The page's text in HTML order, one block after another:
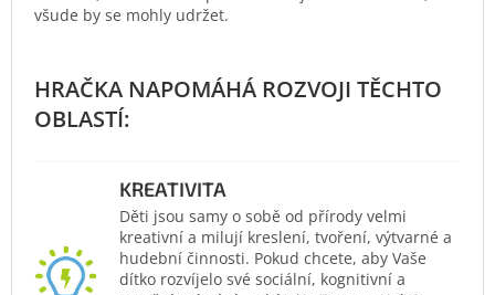
všude by se mohly udržet.
KREATIVITA
Děti jsou samy o sobě od přírody velmi
kreativní a milují kreslení, tvoření, výtvarné a
hudební činnosti. Pokud chcete, aby Vaše
dítko rozvíjelo své sociální, kognitivní a